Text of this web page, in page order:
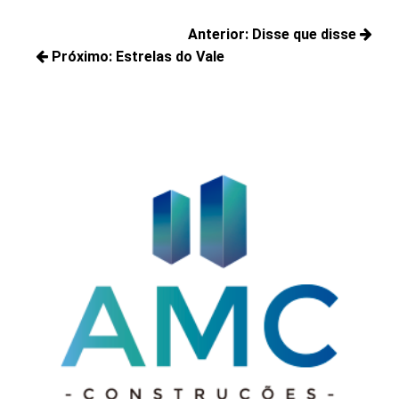
de
Anterior: Disse que disse
Próximo: Estrelas do Vale